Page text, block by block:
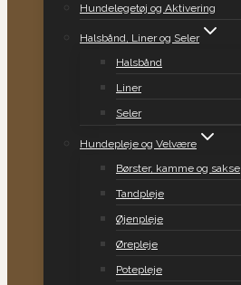
Hundelegetøj og Aktivering
Halsbånd, Liner og Seler
Halsbånd
Liner
Seler
Hundepleje og Velvære
Børster, kamme og sakse
Tandpleje
Øjenpleje
Ørepleje
Potepleje